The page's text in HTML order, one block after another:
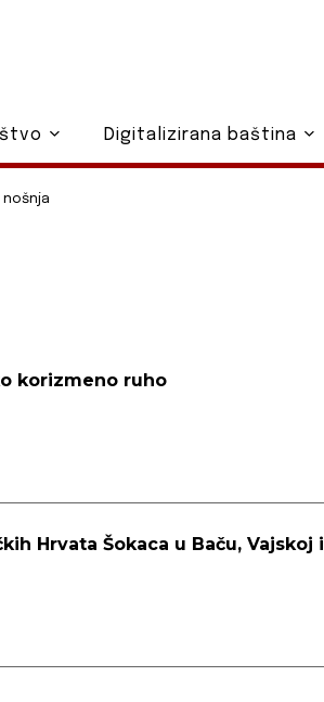
nošnja
korizmeno ruho
Hrvata Šokaca u Baču, Vajskoj i
Digitalizirana baština